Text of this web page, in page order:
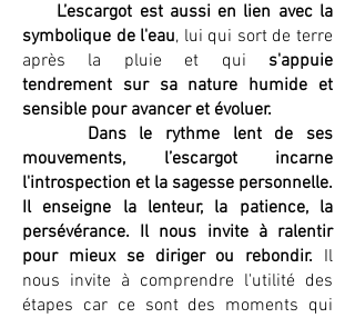
L’escargot est aussi en lien avec la
symbolique de l'eau, lui qui sort de terre
après la pluie et qui s'appuie
tendrement sur sa nature humide et
sensible pour avancer et évoluer.
Dans le rythme lent de ses
mouvements, l’escargot incarne
l'introspection et la sagesse personnelle.
Il enseigne la lenteur, la patience, la
persévérance. Il nous invite à ralentir
pour mieux se diriger ou rebondir. Il
nous invite à comprendre l'utilité des
étapes car ce sont des moments qui